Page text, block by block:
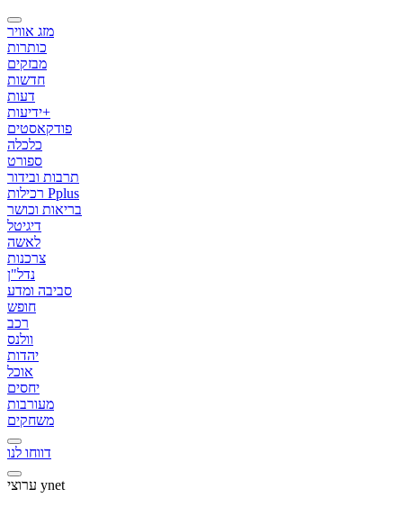
מזג אוויר
כותרות
מבזקים
חדשות
דעות
ידיעות+
פודקאסטים
כלכלה
ספורט
תרבות ובידור
רכילות Pplus
בריאות וכושר
דיגיטל
לאשה
צרכנות
נדל"ן
סביבה ומדע
חופש
רכב
וולנס
יהדות
אוכל
יחסים
מעורבות
משחקים
דווחו לנו
ערוצי ynet